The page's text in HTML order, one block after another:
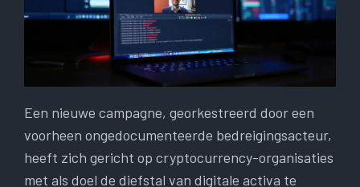
Een nieuwe campagne, georkestreerd door een
voorheen ongedocumenteerde bedreigingsacteur,
heeft zich gericht op cryptocurrency-organisaties
met als doel de diefstal van digitale activa te